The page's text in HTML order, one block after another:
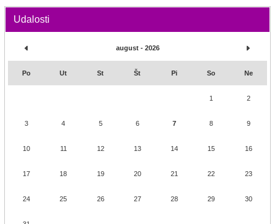
Udalosti
august - 2026
Po Ut St Št Pi So Ne
1 2
3 4 5 6 7 8 9
10 11 12 13 14 15 16
17 18 19 20 21 22 23
24 25 26 27 28 29 30